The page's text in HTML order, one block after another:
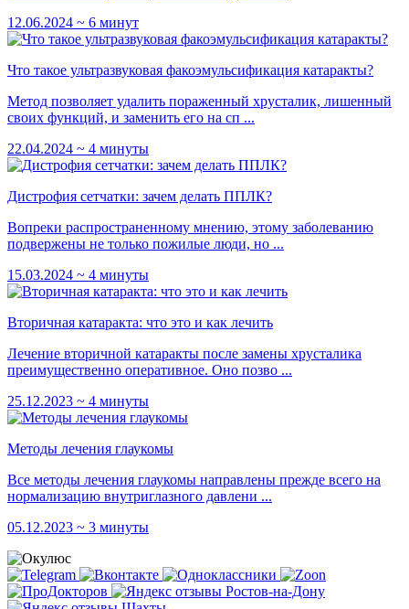
12.06.2024 ~ 6 минут
Что такое ультразвуковая факоэмульсификация катаракты?
Метод позволяет удалить пораженный хрусталик, лишенный
своих функций, и заменить его на сп ...
22.04.2024 ~ 4 минуты
Дистрофия сетчатки: зачем делать ППЛК?
Вопреки распространенному мнению, этому заболеванию
подвержены не только пожилые люди, но ...
15.03.2024 ~ 4 минуты
Вторичная катаракта: что это и как лечить
Лечение вторичной катаракты после замены хрусталика
преимущественно оперативное. Оно позво ...
25.12.2023 ~ 4 минуты
Методы лечения глаукомы
Все методы лечения глаукомы направлены прежде всего на
нормализацию внутриглазного давлени ...
05.12.2023 ~ 3 минуты